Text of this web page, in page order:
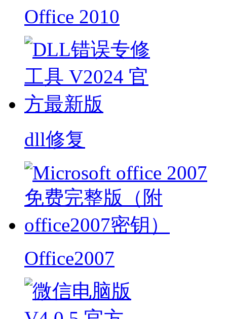
Office 2010
dll修复
Office2007